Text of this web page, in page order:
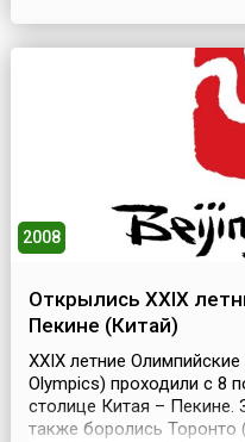
2008
Открылись XXIX
Пекине (Китай)
XXIX летние
Olympics) проходили с 8
столице Китая – Пекине.
также боролись